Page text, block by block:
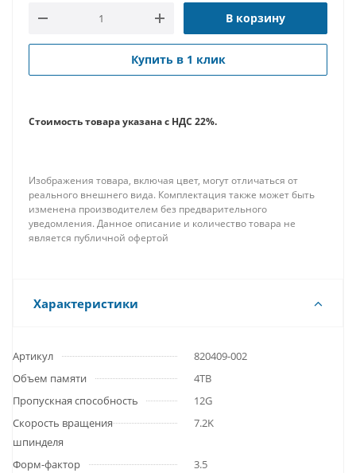
В корзину
Купить в 1 клик
Стоимость товара указана с НДС 22%.
Изображения товара, включая цвет, могут отличаться от
реального внешнего вида. Комплектация также может быть
изменена производителем без предварительного
уведомления. Данное описание и количество товара не
является публичной офертой
Характеристики
Артикул
820409-002
Объем памяти
4TB
Пропускная способность
12G
Скорость вращения
шпинделя
7.2K
Форм-фактор
3.5